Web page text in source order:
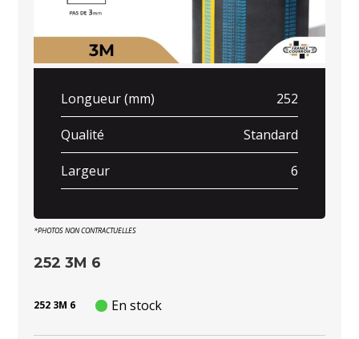
Longueur (mm) 252
Qualité Standard
Largeur 6
*PHOTOS NON CONTRACTUELLES
252 3M 6
252 3M 6 En stock